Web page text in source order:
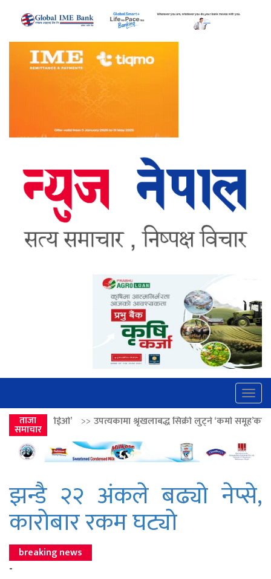
ताजा
समाचार
उपत्यकामा श्रृंखलाबद्ध सिक्री लुट्ने ‘कर्मा समूह’का नाइकेसहित पाँच पक्राउ
झन्डै २२ अंकले बढ्याे नेप्से,
कारोबार रकम घट्यो
breaking news
-